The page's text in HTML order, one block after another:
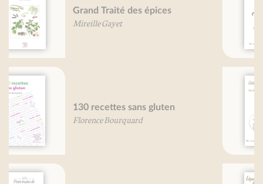
Boeufs, je vous aime...
Olivier Gaudant
Aude Mairey
Courgettes, je vous aime
Béatrice Vigot-Lagandré